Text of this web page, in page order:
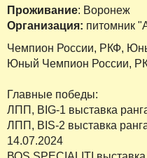
Проживание: Воронеж
Организация: питомник
Чемпион России, РКФ,
Юный Чемпион России,
Главные победы:
ЛПП, ВIG-1 выставка
ЛПП, BIS-2 выставка
14.07.2024